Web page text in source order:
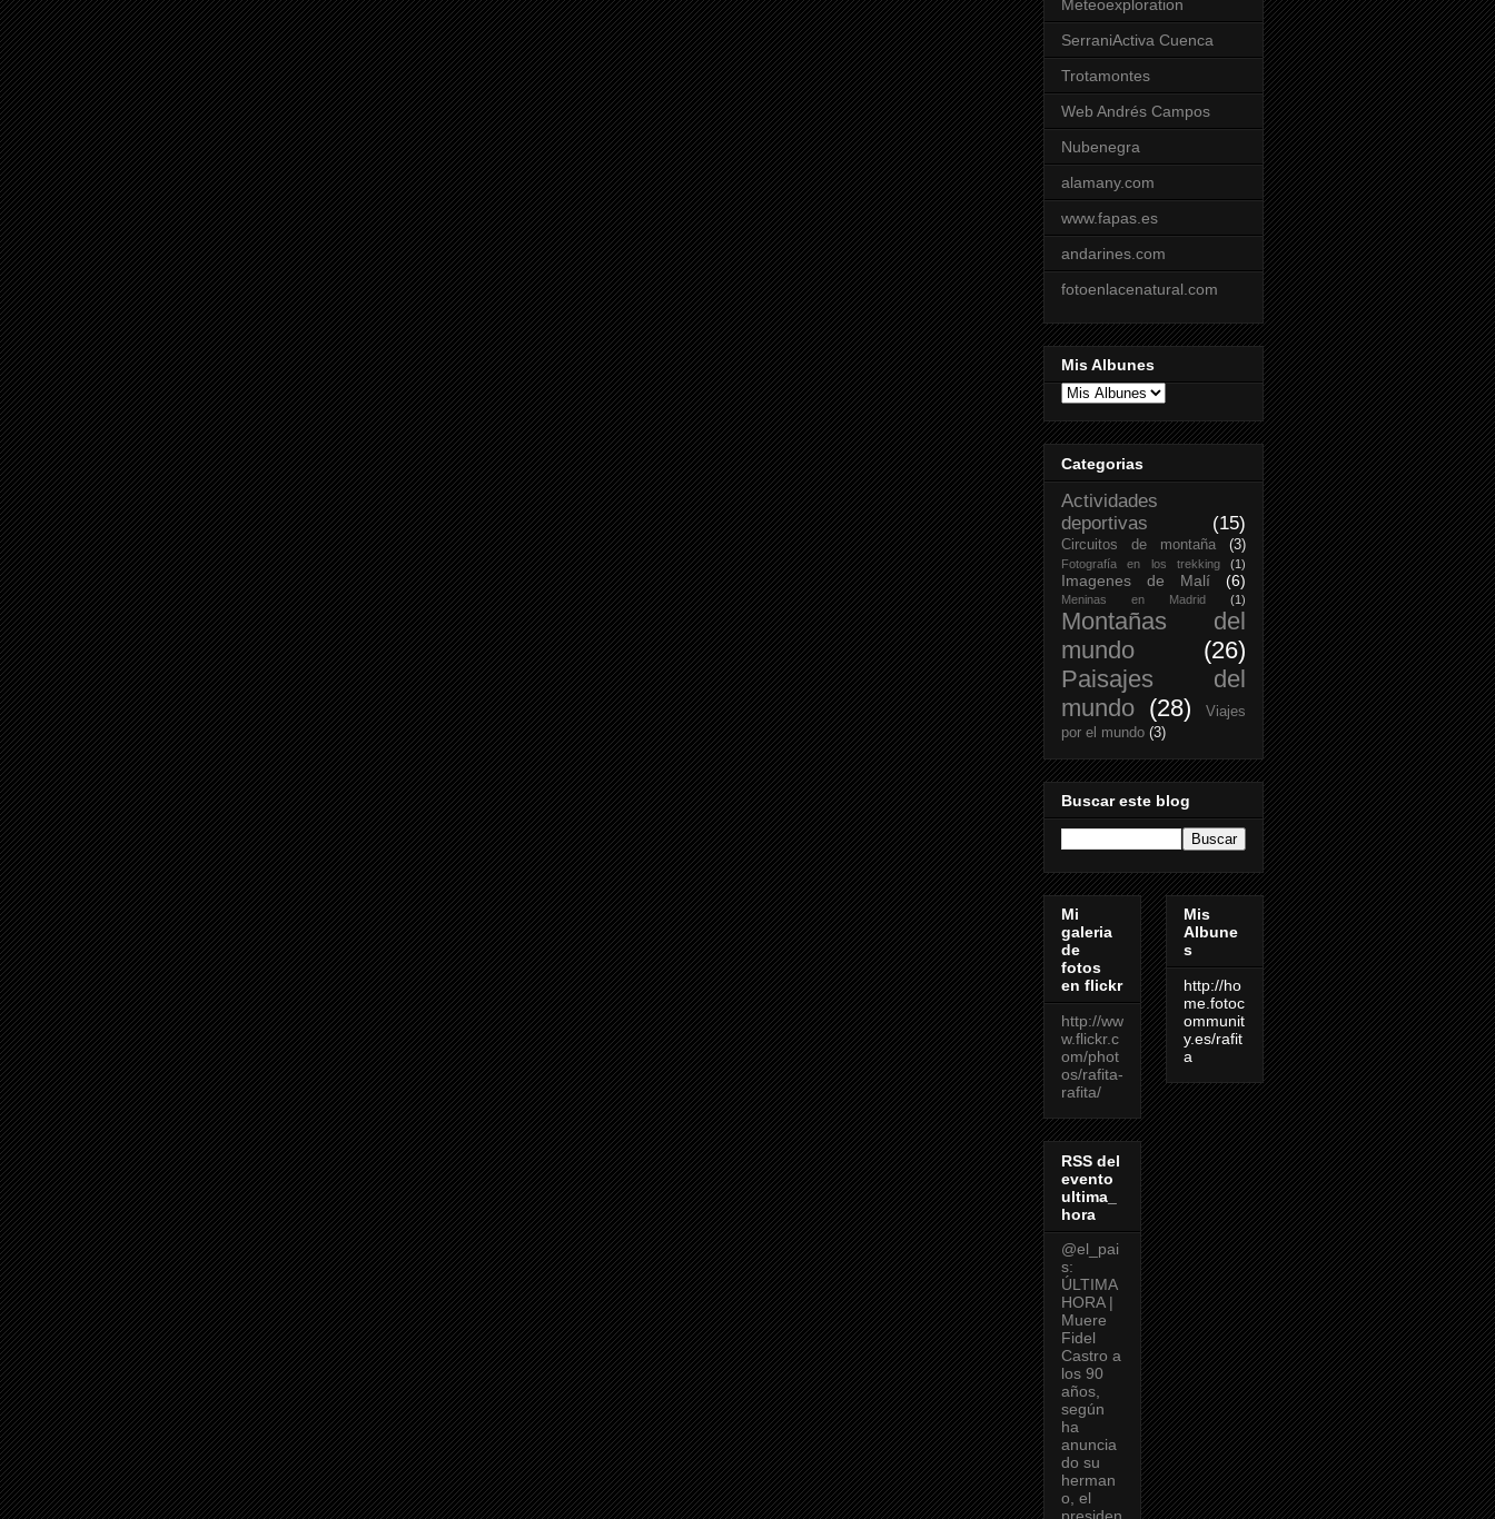
Meteoexploration
SerraniActiva Cuenca
Trotamontes
Web Andrés Campos
Nubenegra
alamany.com
www.fapas.es
andarines.com
fotoenlacenatural.com
Mis Albunes
Categorias
Actividades
deportivas
(15)
Circuitos de montaña (3)
Fotografía en los trekking (1)
Imagenes de Malí (6)
Meninas en Madrid (1)
Montañas del
mundo
(26)
Paisajes del
mundo (28)
Viajes
por el mundo (3)
Buscar este blog
Mi
galeria
de
fotos
en flickr
http://ww
w.flickr.c
om/phot
os/rafita-
rafita/
RSS del
evento
ultima_
hora
@el_pai
s:
ÚLTIMA
HORA |
Muere
Fidel
Castro a
los 90
años,
según
ha
anuncia
do su
herman
o, el
presiden
Mis
Albune
s
http://ho
me.fotoc
ommunit
y.es/rafit
a